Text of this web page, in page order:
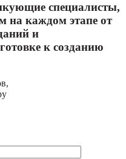
специалисты,
на каждом этапе от
и
к созданию